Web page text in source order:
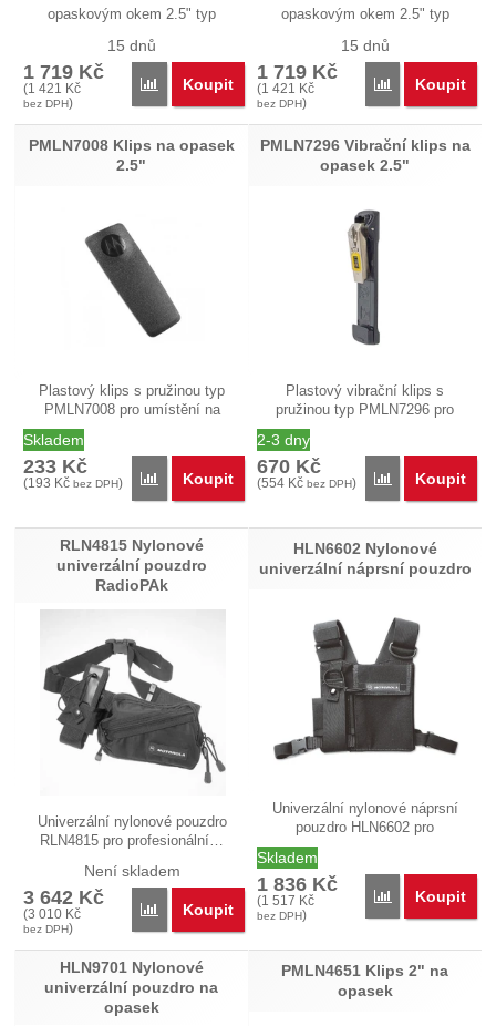
opaskovým okem 2.5" typ
15 dnů
1 719 Kč
(1 421 Kč
bez DPH)
Přidat 'PMLN5842 Pouzdro z tvrdé kůže pro
Koupit
opaskovým okem 2.5" typ
15 dnů
1 719 Kč
(1 421 Kč
bez DPH)
Přidat
Koupit
PMLN7008 Klips na opasek
2.5"
Plastový klips s pružinou typ
PMLN7008 pro umístění na
Skladem
233 Kč
(193 Kč bez DPH) Přidat 'PMLN7008 Klips na opasek 2.5&quot;' k
Koupit
PMLN7296 Vibrační klips na
opasek 2.5"
Plastový vibrační klips s
pružinou typ PMLN7296 pro
2-3 dny
670 Kč
(554 Kč bez DPH) Přidat
Koupit
RLN4815 Nylonové
univerzální pouzdro
RadioPAk
Univerzální nylonové pouzdro
RLN4815 pro profesionální…
Není skladem
3 642 Kč
(3 010 Kč
bez DPH)
Přidat 'RLN4815 Nylonové univerzální pouzdro
Koupit
HLN6602 Nylonové
univerzální náprsní pouzdro
Univerzální nylonové náprsní
pouzdro HLN6602 pro
profesionální…
Skladem
1 836 Kč
(1 517 Kč
bez DPH)
Přidat
Koupit
HLN9701 Nylonové
univerzální pouzdro na
opasek
PMLN4651 Klips 2" na
opasek